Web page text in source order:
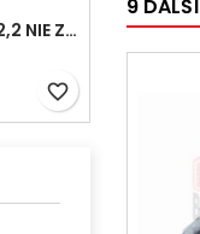
WAŁEK 8X9/2,2 NIE ZAMAWIAĆ
favorite_border
9